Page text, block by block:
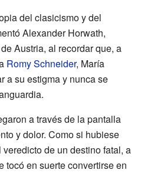
del clasicismo y del
Alexander Horwath,
Austria, al recordar que, a
Romy Schneider, María
a su estigma y nunca se
a través de la pantalla
y dolor. Como si hubiese
de un destino fatal, a
tocó en suerte convertirse en